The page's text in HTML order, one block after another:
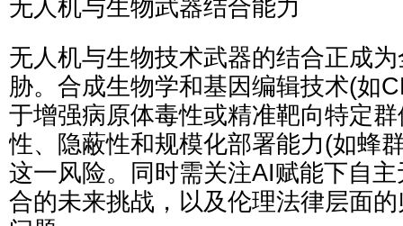
无人机与生物武器结合能力
无人机与生物技术武器的结合正成
胁。合成生物学和基因编辑技术(如
于增强病原体毒性或精准靶向特定
性、隐蔽性和规模化部署能力(如蜂
这一风险。同时需关注AI赋能下自
合的未来挑战，以及伦理法律层面